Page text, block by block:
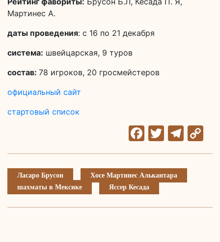
Мартинес А.
даты проведения: с 16 по 21 декабря
система: швейцарская, 9 туров
состав: 78 игроков, 20 гросмейстеров
официальный сайт
стартовый список
Facebook
Twitter
Ласаро Брусон
Хосе Мартинес Алькантара
шахматы в Мексике
Яссер Кесада